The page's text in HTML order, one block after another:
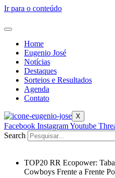
Ir para o conteúdo
Home
Eugenio José
Notícias
Destaques
Sorteios e Resultados
Agenda
Contato
X
Facebook InstagramYoutube
Search
TOP20 RR Ecopower:
Cowboys Frente a Frente